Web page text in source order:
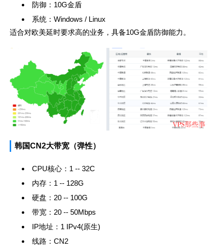
防御：10G金盾
系统：Windows / Linux
适合对欧美延时要求高的业务，具备10G金盾防御能力。
韩国CN2大带宽（弹性）
CPU核心：1 -- 32C
内存：1 -- 128G
硬盘：20 -- 100G
带宽：20 -- 50Mbps
IP地址：1 IPv4(原生)
线路：CN2